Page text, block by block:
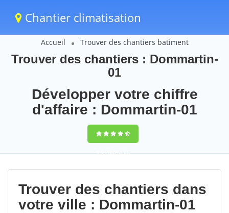
Chantier climatisation
Accueil Trouver des chantiers batiment
Trouver des chantiers : Dommartin-
01
Développer votre chiffre
d'affaire : Dommartin-01
9,5(100%)68
votes
Trouver des chantiers dans
votre ville : Dommartin-01